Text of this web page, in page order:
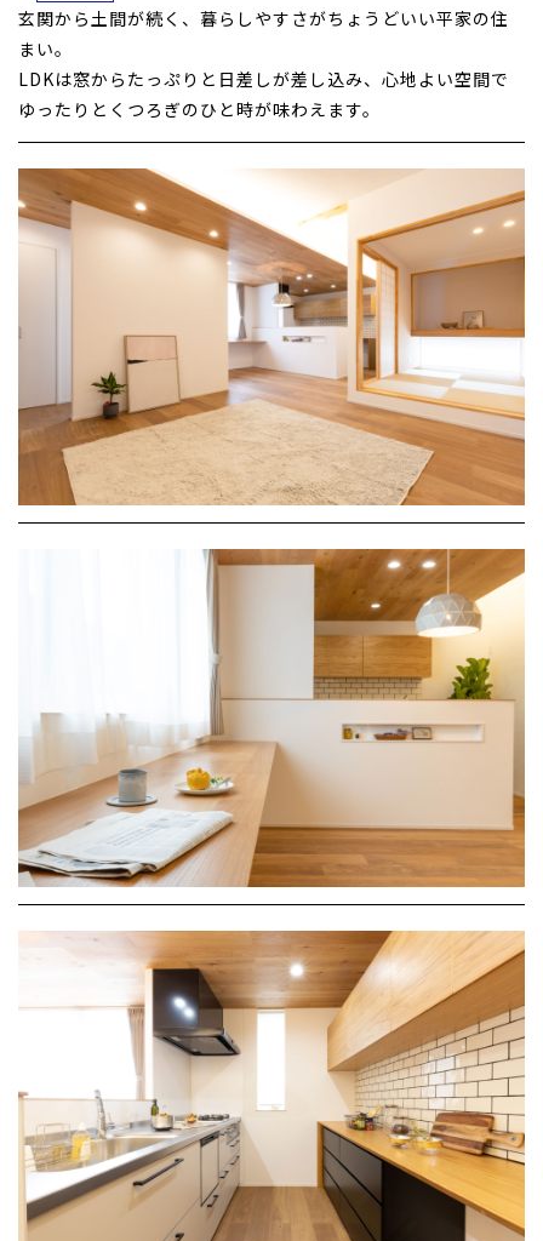
玄関から土間が続く、暮らしやすさがちょうどいい平家の住
まい。
LDKは窓からたっぷりと日差しが差し込み、心地よい空間で
ゆったりとくつろぎのひと時が味わえます。